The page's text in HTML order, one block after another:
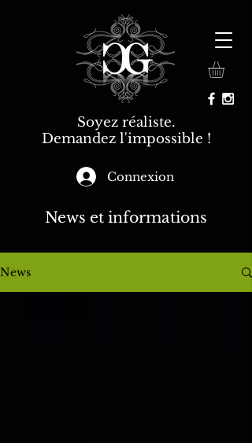
Soyez réaliste.
Demandez l'impossible !
Connexion
News et informations
News